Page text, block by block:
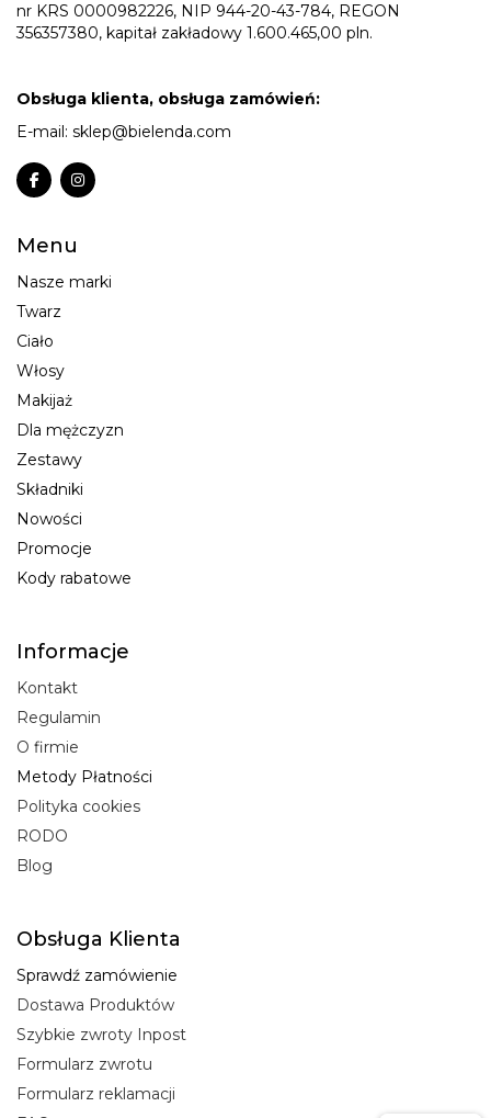
nr KRS 0000982226, NIP 944-20-43-784, REGON
356357380, kapitał zakładowy 1.600.465,00 pln.
Obsługa klienta, obsługa zamówień:
E-mail: sklep@bielenda.com
Menu
Nasze marki
Twarz
Ciało
Włosy
Makijaż
Dla mężczyzn
Zestawy
Składniki
Nowości
Promocje
Kody rabatowe
Informacje
Kontakt
Regulamin
O firmie
Metody Płatności
Polityka cookies
RODO
Blog
Obsługa Klienta
Sprawdź zamówienie
Dostawa Produktów
Szybkie zwroty Inpost
Formularz zwrotu
Formularz reklamacji